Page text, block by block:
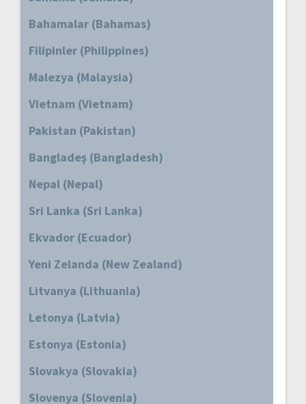
Bahamalar (Bahamas)
Filipinler (Philippines)
Malezya (Malaysia)
Vietnam (Vietnam)
Pakistan (Pakistan)
Bangladeş (Bangladesh)
Nepal (Nepal)
Sri Lanka (Sri Lanka)
Ekvador (Ecuador)
Yeni Zelanda (New Zealand)
Litvanya (Lithuania)
Letonya (Latvia)
Estonya (Estonia)
Slovakya (Slovakia)
Slovenya (Slovenia)